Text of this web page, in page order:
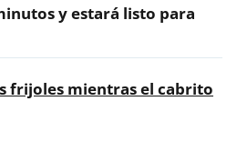
y estará listo para
frijoles mientras el cabrito